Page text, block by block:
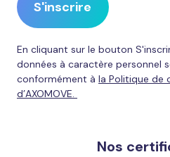
En cliquant sur le bouton
données à caractère personnel
conformément à la Politique de
d’AXOMOVE.
Nos